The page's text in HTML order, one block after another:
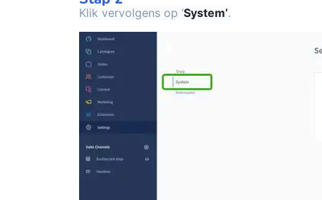
Klik vervolgens op ‘System’.